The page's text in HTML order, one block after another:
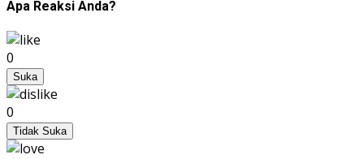
Apa Reaksi Anda?
0
Suka
0
Tidak Suka